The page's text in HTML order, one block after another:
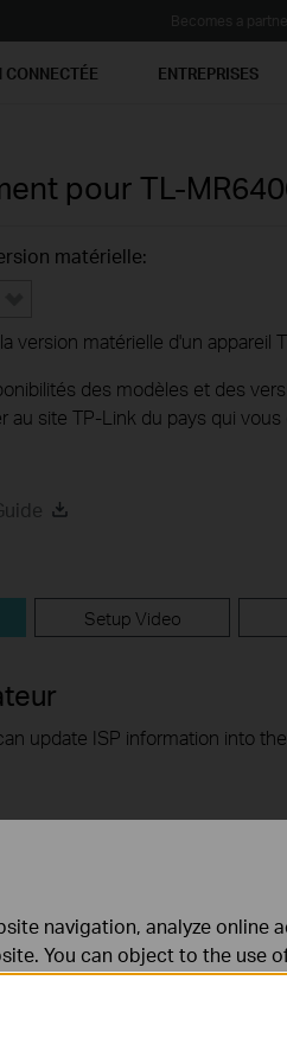
CONNECTÉE ENTREPRISES
pour TL-
matérielle:
version matérielle d'un appareil
des modèles et des
au site TP-Link du pays qui vous
Setup Video
update ISP information into
upgrade failures, please
file from the local TP-Link
otherwise it will be
version of your device
your device and void the
navigation, analyze online
You can object to the use
policy.Don’t show again